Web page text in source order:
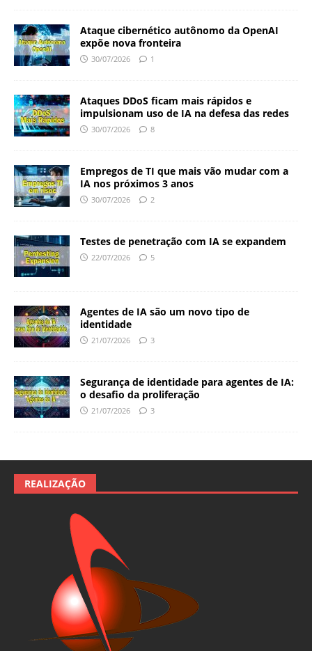
Ataque cibernético autônomo da OpenAI
expõe nova fronteira
30/07/2026 1
Ataques DDoS ficam mais rápidos e
impulsionam uso de IA na defesa das redes
30/07/2026 8
Empregos de TI que mais vão mudar com a
IA nos próximos 3 anos
30/07/2026 2
Testes de penetração com IA se expandem
22/07/2026 5
Agentes de IA são um novo tipo de
identidade
21/07/2026 3
Segurança de identidade para agentes de IA:
o desafio da proliferação
21/07/2026 3
REALIZAÇÃO